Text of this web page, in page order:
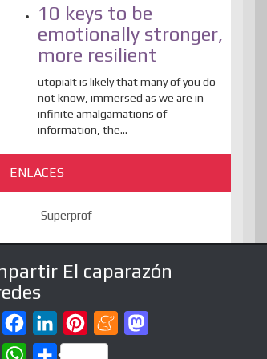
10 keys to be
emotionally stronger,
more resilient
utopiaIt is likely that many of you do
not know, immersed as we are in
infinite amalgamations of
information, the...
ENLACES
Superprof
El caparazón
w
i
M
W C